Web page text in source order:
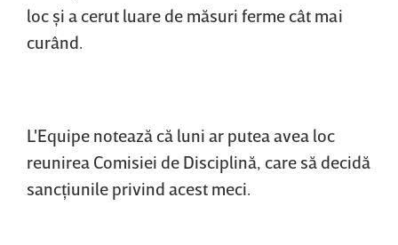
loc şi a cerut luare de măsuri ferme cât mai
curând.
L'Equipe notează că luni ar putea avea loc
reunirea Comisiei de Disciplină, care să decidă
sancţiunile privind acest meci.